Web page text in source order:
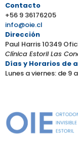
Contacto
+56 9 36176205
info@oie.cl
Dirección
Paul Harris 10349
Clínica Estoril Las
Días y Horarios de
Lunes a viernes: de 9